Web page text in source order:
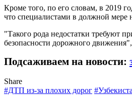
Кроме того, по его словам, в 2019
что специалистами в должной
"Такого рода недостатки требуют
безопасности дорожного
Подсаживаем на новости:
Share
#ДТП из-за плохих дорог